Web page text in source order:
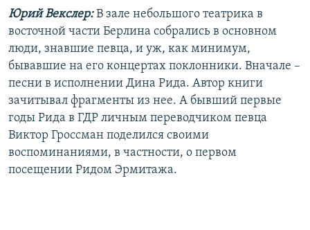
Юрий Векслер: В зале небольшого театрика в
восточной части Берлина собрались в основном
люди, знавшие певца, и уж, как минимум,
бывавшие на его концертах поклонники. Вначале –
песни в исполнении Дина Рида. Автор книги
зачитывал фрагменты из нее. А бывший первые
годы Рида в ГДР личным переводчиком певца
Виктор Гроссман поделился своими
воспоминаниями, в частности, о первом
посещении Ридом Эрмитажа.